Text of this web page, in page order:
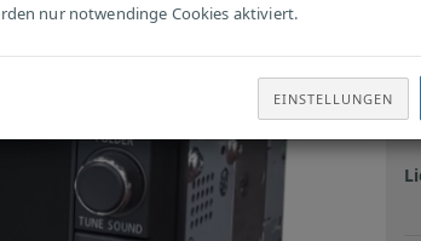
nur notwendinge Cookies aktiviert.
EINSTELLUNGEN